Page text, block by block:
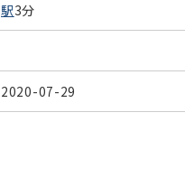
駅3分
2020-07-29